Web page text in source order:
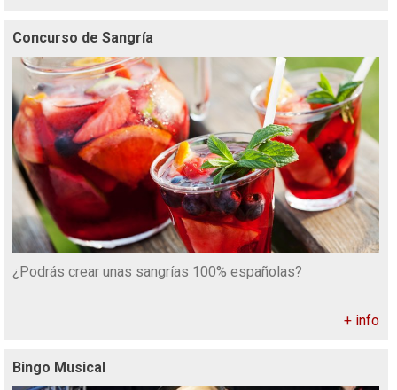
Concurso de Sangría
¿Podrás crear unas sangrías 100% españolas?
+ info
Bingo Musical